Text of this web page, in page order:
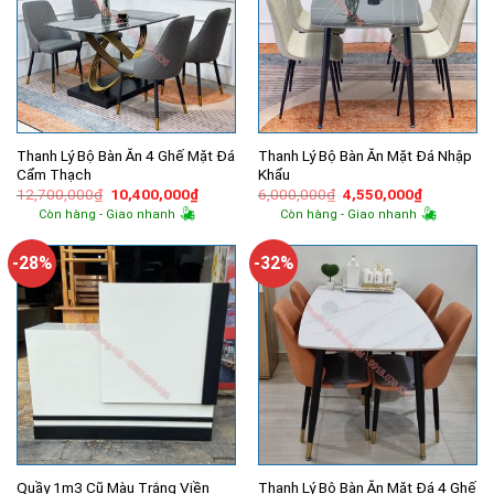
Thanh Lý Bộ Bàn Ăn 4 Ghế Mặt Đá
Cẩm Thạch
12,700,000₫ Giá
gốc
là:
10,400,000₫Giá
hiện
10,400,000₫.
Còn hàng - Giao nhanh
Thanh Lý Bộ Bàn Ăn Mặt Đá Nhập
Khẩu
6,000,000₫ Giá
gốc
là:
4,550,000₫Giá
hiện
tại
Còn hàng - Giao nhanh
-28%
Quầy 1m3 Cũ Màu Trắng Viền
-32%
Thanh Lý Bộ Bàn Ăn Mặt Đá 4 Ghế